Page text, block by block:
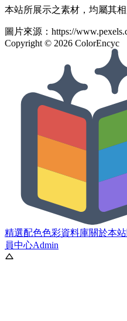
本站所展示之素材，均屬其相
圖片來源： https://
Copyright © 2026 ColorEncyc
精選配色色彩資料庫關於本站
員中心Admin